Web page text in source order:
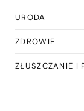
URODA
ZDROWIE
ZŁUSZCZANIE I